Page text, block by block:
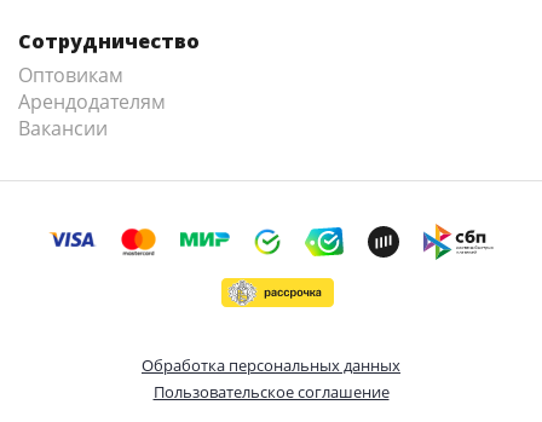
Сотрудничество
Оптовикам
Арендодателям
Вакансии
Обработка персональных данных
Пользовательское соглашение